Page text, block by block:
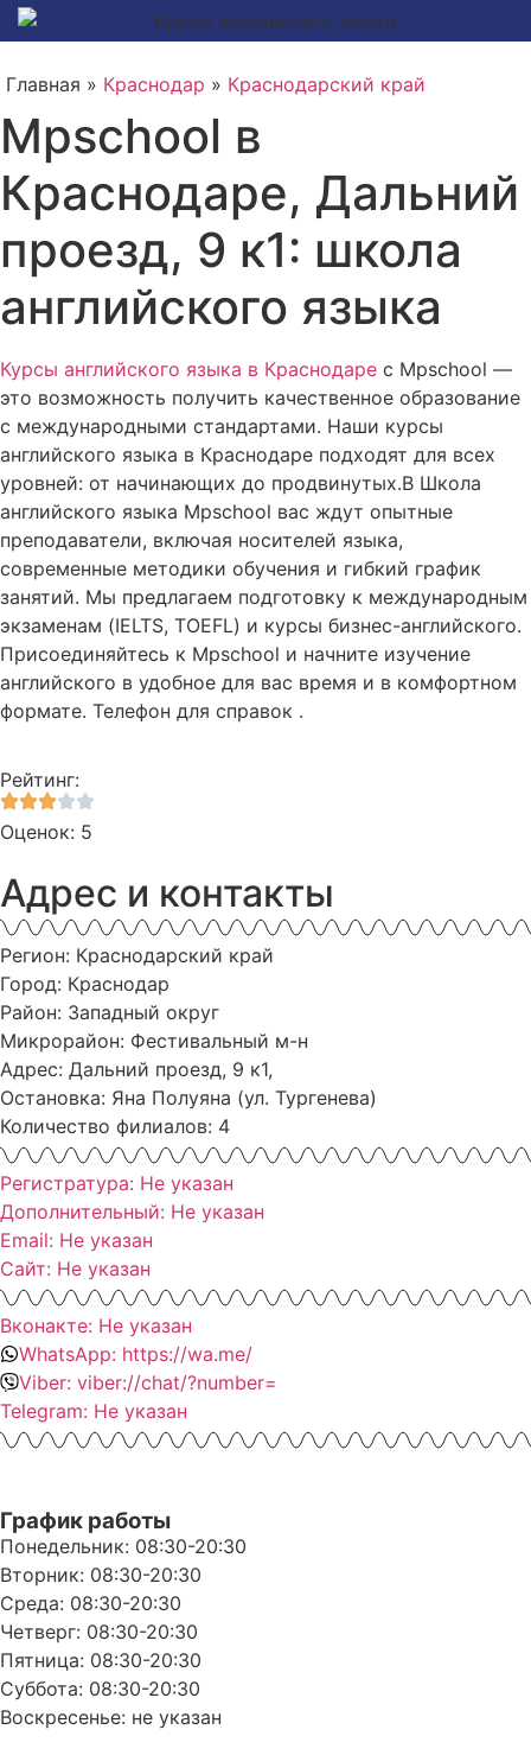
Главная » Краснодар » Краснодарский край
Mpschool в
Краснодаре, Дальний
проезд, 9 к1: школа
английского языка
Курсы английского языка в Краснодаре с Mpschool —
это возможность получить качественное образование
с международными стандартами. Наши курсы
английского языка в Краснодаре подходят для всех
уровней: от начинающих до продвинутых.В Школа
английского языка Mpschool вас ждут опытные
преподаватели, включая носителей языка,
современные методики обучения и гибкий график
занятий. Мы предлагаем подготовку к международным
экзаменам (IELTS, TOEFL) и курсы бизнес-английского.
Присоединяйтесь к Mpschool и начните изучение
английского в удобное для вас время и в комфортном
формате. Телефон для справок .
Рейтинг:
Оценок: 5
Адрес и контакты
Регион: Краснодарский край
Город: Краснодар
Район: Западный округ
Микрорайон: Фестивальный м-н
Адрес: Дальний проезд, 9 к1,
Остановка: Яна Полуяна (ул. Тургенева)
Количество филиалов: 4
Регистратура: Не указан
Дополнительный: Не указан
Email: Не указан
Сайт: Не указан
Вконакте: Не указан
WhatsApp: https://wa.me/
Viber: viber://chat/?number=
Telegram: Не указан
График работы
Понедельник: 08:30-20:30
Вторник: 08:30-20:30
Среда: 08:30-20:30
Четверг: 08:30-20:30
Пятница: 08:30-20:30
Суббота: 08:30-20:30
Воскресенье: не указан